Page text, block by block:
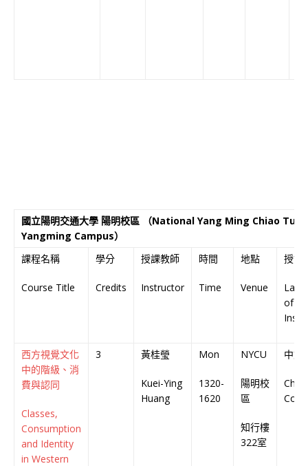
國立陽明交通大學 陽明校區 （National Yang Ming Chiao
Yangming Campus）
課程名稱
Course Title
學分
Credits
授課教師
Instructor
時間
Time
地點
Venue
授課
of
西方視覺文化
中的階級、消
費與認同
Classes,
Consumption
and Identity
in Western
3 黃桂瑩
Kuei-Ying
Huang
Mon
1320-
1620
NYCU
陽明校
區
知行樓
322室
中文